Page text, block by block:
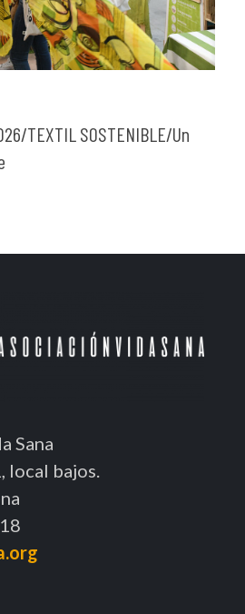
TEXTIL SOSTENIBLE/Un
Sana
local bajos.